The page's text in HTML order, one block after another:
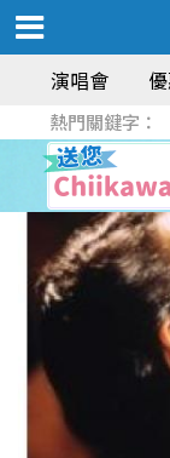
演唱會
熱門關鍵字：